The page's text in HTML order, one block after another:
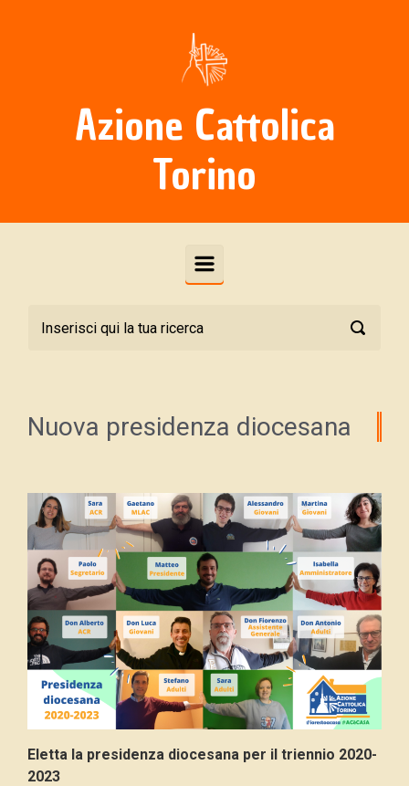
Azione Cattolica
Torino
Nuova presidenza diocesana
Eletta la presidenza diocesana per il triennio 2020-
2023